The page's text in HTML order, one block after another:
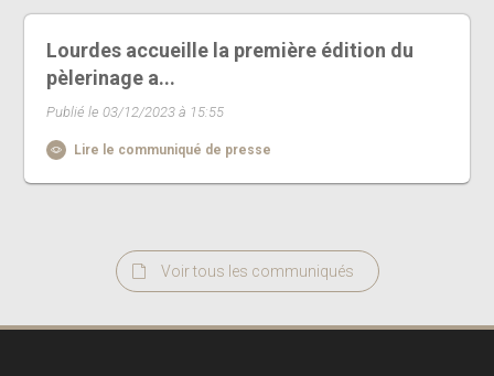
Lourdes accueille la première édition du
pèlerinage a...
Publié le 03/12/2023 à 15:55
Lire le communiqué de presse
Voir tous les communiqués